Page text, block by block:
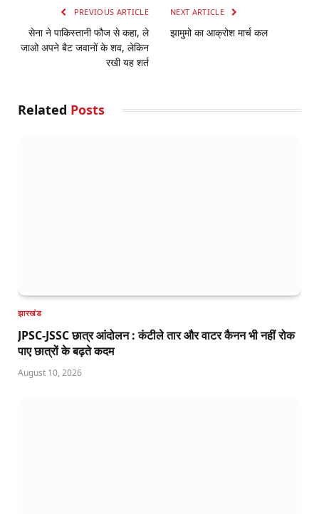
PREVIOUS ARTICLE
सेना ने पाकिस्‍तानी फौज से कहा, ले
जाओ अपने बैट जवानों के शव, लेकिन
रखी यह शर्त
NEXT ARTICLE
झामुमो का आक्रोश मार्च कल
Related Posts
झारखंड
JPSC-JSSC छात्र आंदोलन : कंटीले तार और वाटर कैनन भी नहीं रोक
पाए छात्रों के बढ़ते कदम
August 10, 2026